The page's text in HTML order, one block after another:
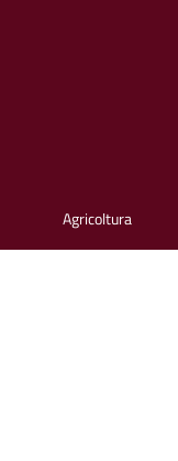
Agricoltura